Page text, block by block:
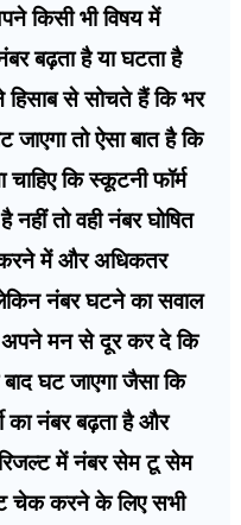
किसी भी विषय में
बढ़ता है या घटता है
से सोचते हैं कि भर
जाएगा तो ऐसा बात है कि
कि स्कूटनी फॉर्म
तो वही नंबर घोषित
करने में और अधिकतर
लेकिन नंबर घटने का सवाल
अपने मन से दूर कर दे कि
घट जाएगा जैसा कि
का नंबर बढ़ता है और
रिजल्ट में नंबर सेम टू सेम
चेक करने के लिए सभी